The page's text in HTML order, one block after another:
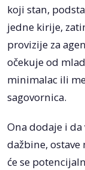
koji stan,
jedne kirije,
provizije za
očekuje od
minimalac ili
sagovornica.
Ona dodaje i
dažbine, ostave
će se